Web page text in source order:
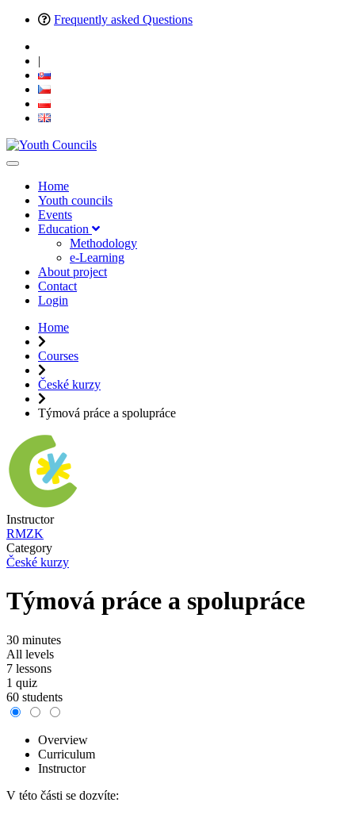
Frequently asked Questions
|
Home
Youth councils
Events
Education
Methodology
e-Learning
About project
Contact
Login
Home
Courses
České kurzy
Týmová práce a spolupráce
Instructor
RMZK
Category
České kurzy
Týmová práce a spolupráce
30 minutes
All levels
7 lessons
1 quiz
60 students
Overview
Curriculum
Instructor
V této části se dozvíte: